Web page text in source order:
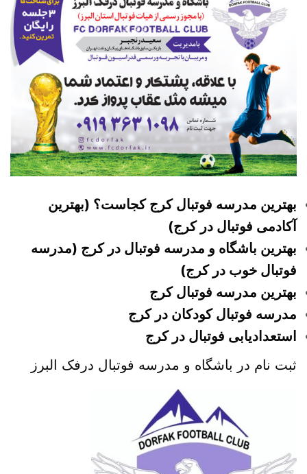
بهترین مدرسه فوتبال کرج کجاست؟ (بهترین
آکادمی فوتبال در کرج)
بهترین باشگاه و مدرسه فوتبال در کرج (مدرسه
فوتبال خوب در کرج)
بهترین مدرسه فوتبال کرج
مدرسه فوتبال کودکان در کرج
استعدادیابی فوتبال در کرج
ثبت نام در باشگاه و مدرسه فوتبال درفک البرز